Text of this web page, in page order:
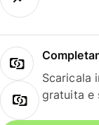
Scaricala
gratuita e